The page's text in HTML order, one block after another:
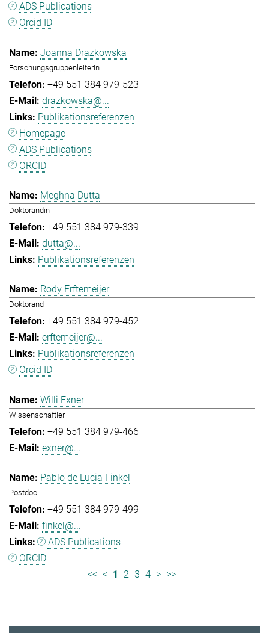
ADS Publications
Orcid ID
Joanna Drazkowska
Forschungsgruppenleiterin
+49 551 384 979-523
drazkowska@...
Publikationsreferenzen
Homepage
ADS Publications
ORCID
Meghna Dutta
Doktorandin
+49 551 384 979-339
dutta@...
Publikationsreferenzen
Rody Erftemeijer
Doktorand
+49 551 384 979-452
erftemeijer@...
Publikationsreferenzen
Orcid ID
Willi Exner
Wissenschaftler
+49 551 384 979-466
exner@...
Pablo de Lucia Finkel
Postdoc
+49 551 384 979-499
finkel@...
ADS Publications
ORCID
<< < 1 2 3 4 > >>